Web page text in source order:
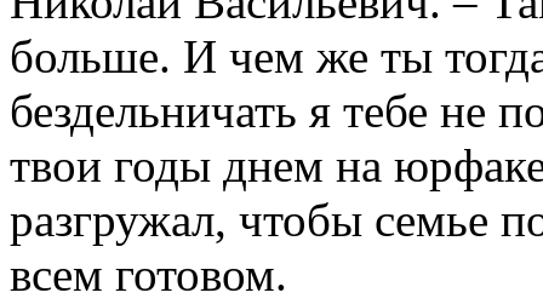
больше. И чем же ты
бездельничать я тебе
твои годы днем на
разгружал, чтобы семье
всем готовом.